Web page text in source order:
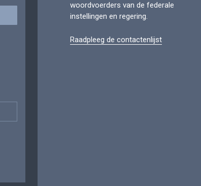
woordvoerders van de federale
instellingen en regering.
Raadpleeg de contactenlijst